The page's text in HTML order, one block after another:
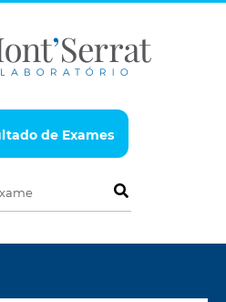
de Exames
Pesquise por exame